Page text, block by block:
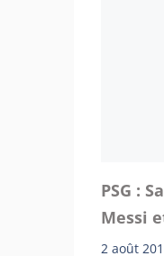
PSG :
Messi
2 août